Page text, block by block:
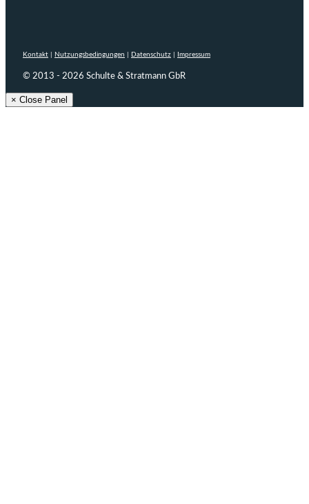
Kontakt Nutzungsbedingungen Datenschutz Impressum
© 2013 - 2026 Schulte & Stratmann GbR
× Close Panel